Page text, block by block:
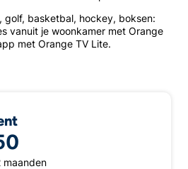
golf, basketbal, hockey, boksen:
vanuit je woonkamer met Orange
met Orange TV Lite.
maanden